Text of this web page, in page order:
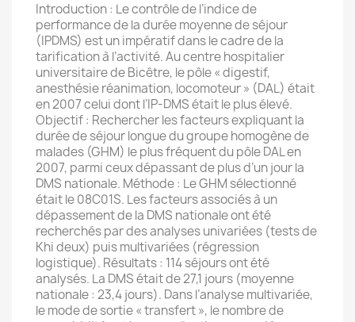
Introduction : Le contrôle de l’indice de
performance de la durée moyenne de séjour
(IPDMS) est un impératif dans le cadre de la
tarification à l’activité. Au centre hospitalier
universitaire de Bicêtre, le pôle « digestif,
anesthésie réanimation, locomoteur » (DAL) était
en 2007 celui dont l’IP-DMS était le plus élevé.
Objectif : Rechercher les facteurs expliquant la
durée de séjour longue du groupe homogène de
malades (GHM) le plus fréquent du pôle DAL en
2007, parmi ceux dépassant de plus d’un jour la
DMS nationale. Méthode : Le GHM sélectionné
était le 08C01S. Les facteurs associés à un
dépassement de la DMS nationale ont été
recherchés par des analyses univariées (tests de
Khi deux) puis multivariées (régression
logistique). Résultats : 114 séjours ont été
analysés. La DMS était de 27,1 jours (moyenne
nationale : 23,4 jours). Dans l’analyse multivariée,
le mode de sortie « transfert », le nombre de